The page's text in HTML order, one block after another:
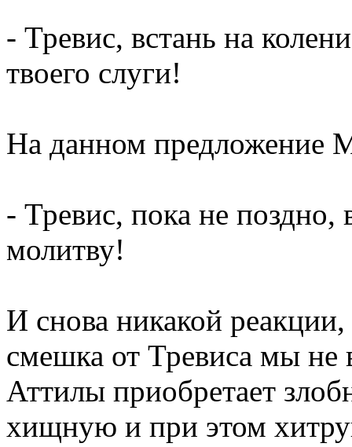
- Тревис, встань на
твоего слуги!
На данном предложение
- Тревис, пока не поздно,
молитву!
И снова никакой
смешка от Тревиса мы
Аттилы приобретает
хищную и при этом